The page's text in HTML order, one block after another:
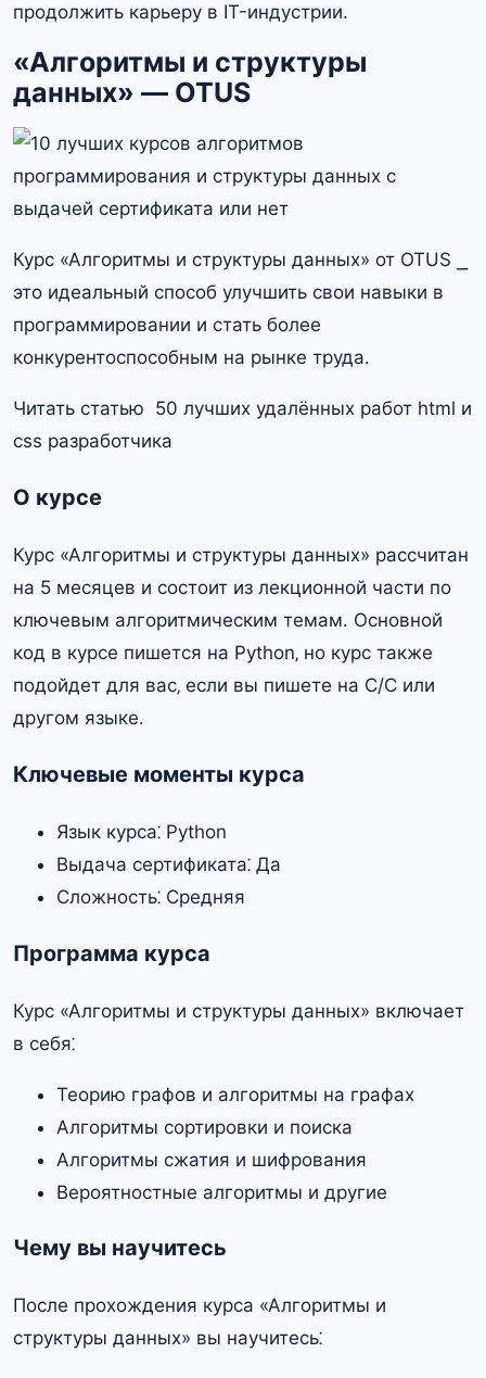
продолжить карьеру в IT-индустрии.
«Алгоритмы и структуры
данных» — OTUS
Курс «Алгоритмы и структуры данных» от OTUS ⎯
это идеальный способ улучшить свои навыки в
программировании и стать более
конкурентоспособным на рынке труда․
Читать статью 50 лучших удалённых работ html и
css разработчика
О курсе
Курс «Алгоритмы и структуры данных» рассчитан
на 5 месяцев и состоит из лекционной части по
ключевым алгоритмическим темам․ Основной
код в курсе пишется на Python‚ но курс также
подойдет для вас‚ если вы пишете на C/C или
другом языке․
Ключевые моменты курса
Язык курса⁚ Python
Выдача сертификата⁚ Да
Сложность⁚ Средняя
Программа курса
Курс «Алгоритмы и структуры данных» включает
в себя⁚
Теорию графов и алгоритмы на графах
Алгоритмы сортировки и поиска
Алгоритмы сжатия и шифрования
Вероятностные алгоритмы и другие
Чему вы научитесь
После прохождения курса «Алгоритмы и
структуры данных» вы научитесь⁚